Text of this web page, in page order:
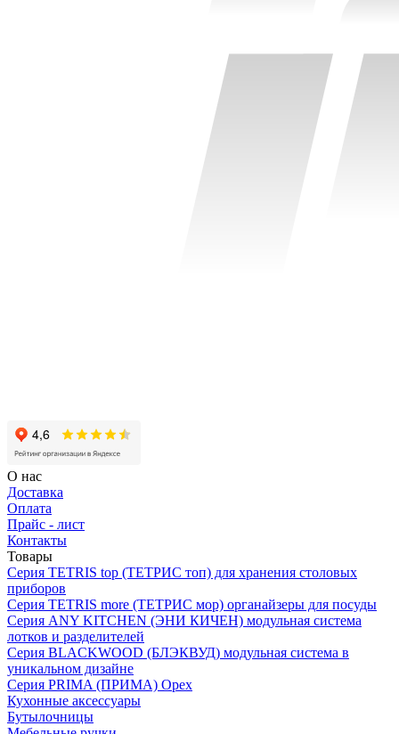
О нас
Доставка
Оплата
Прайс - лист
Контакты
Товары
Серия TETRIS top (ТЕТРИС топ) для хранения столовых
приборов
Серия TETRIS more (ТЕТРИС мор) органайзеры для посуды
Серия ANY KITCHEN (ЭНИ КИЧЕН) модульная система
лотков и разделителей
Серия BLACKWOOD (БЛЭКВУД) модульная система в
уникальном дизайне
Серия PRIMA (ПРИМА) Орех
Кухонные аксессуары
Бутылочницы